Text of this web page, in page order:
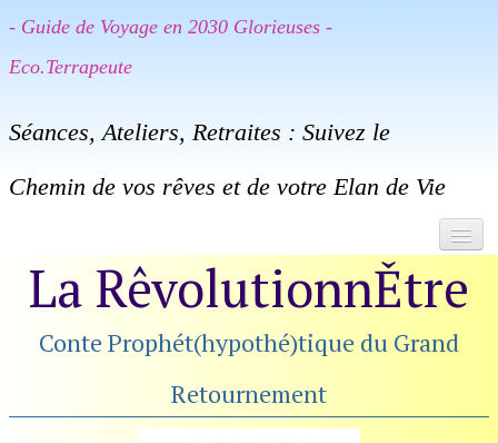
- Guide de Voyage en 2030 Glorieuses -
Eco.Terrapeute
Séances, Ateliers, Retraites : Suivez le
Chemin de vos rêves et de votre Elan de Vie
Accueil
▼
La RêvolutionnĚtre
Conte Prophét(hypothé)tique du Grand
Retournement